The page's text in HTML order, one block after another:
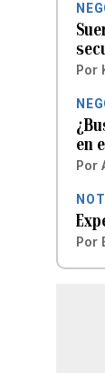
Por
en
Por
Por